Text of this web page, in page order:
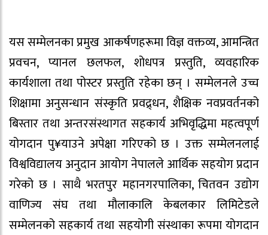
यस सम्मेलनका प्रमुख आकर्षणहरूमा विज्ञ वक्तव्य, आमन्त्रित
प्रवचन, प्यानल छलफल, शोधपत्र प्रस्तुति, व्यवहारिक
कार्यशाला तथा पोस्टर प्रस्तुति रहेका छन् । सम्मेलनले उच्च
शिक्षामा अनुसन्धान संस्कृति प्रवद्र्धन, शैक्षिक नवप्रवर्तनको
बिस्तार तथा अन्तरसंस्थागत सहकार्य अभिवृद्धिमा महत्वपूर्ण
योगदान पु¥याउने अपेक्षा गरिएको छ । उक्त सम्मेलनलाई
विश्वविद्यालय अनुदान आयोग नेपालले आर्थिक सहयोग प्रदान
गरेको छ । साथै भरतपुर महानगरपालिका, चितवन उद्योग
वाणिज्य संघ तथा मौलाकालि केबलकार लिमिटेडले
सम्मेलनको सहकार्य तथा सहयोगी संस्थाका रूपमा योगदान